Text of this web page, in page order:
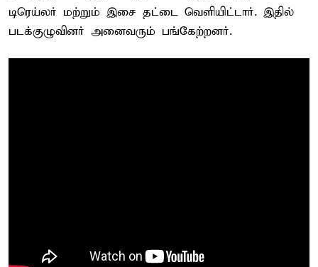
டிரெய்லர் மற்றும் இசை தட்டை வெளியிட்டார். இதில்
படக்குழுவினர் அனைவரும் பங்கேற்றனர்.